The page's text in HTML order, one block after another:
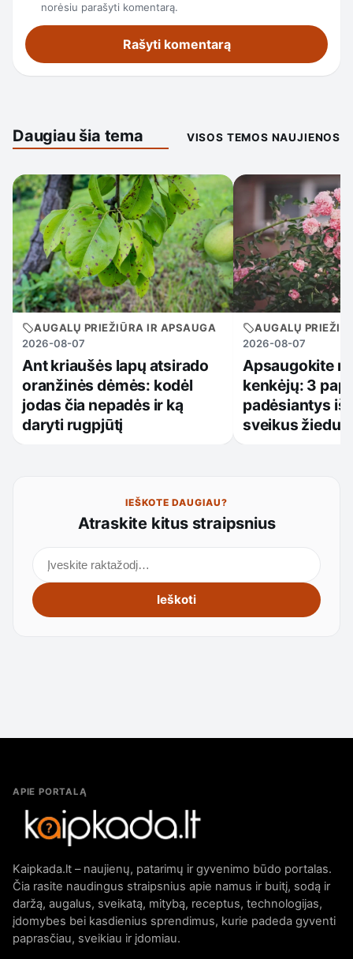
norėsiu parašyti komentarą.
Daugiau šia tema VISOS TEMOS NAUJIENOS
AUGALŲ PRIEŽIŪRA IR APSAUGA
2026-08-07
Ant kriaušės lapų atsirado
oranžinės dėmės: kodėl
jodas čia nepadės ir ką
daryti rugpjūtį
AUGALŲ
2026-08-07
Apsaugokite
kenkėjų: 3
padėsiantys
sveikus žiedus
IEŠKOTE DAUGIAU?
Atraskite kitus straipsnius
Ieškoti
APIE PORTALĄ
Kaipkada.lt – naujienų, patarimų ir gyvenimo būdo portalas.
Čia rasite naudingus straipsnius apie namus ir buitį, sodą ir
daržą, augalus, sveikatą, mitybą, receptus, technologijas,
įdomybes bei kasdienius sprendimus, kurie padeda gyventi
paprasčiau, sveikiau ir įdomiau.